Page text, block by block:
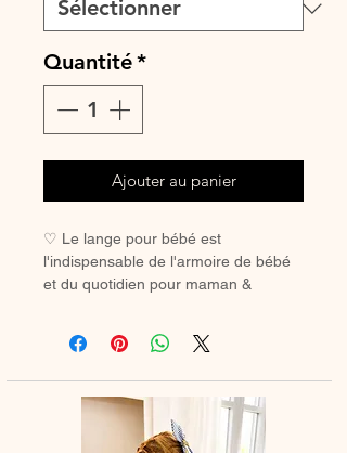
Quantité*
Ajouter au panier
♡ Le lange pour bébé est
l'indispensable de l'armoire de bébé
et du quotidien pour maman &
naissance, de protéger le bébé dans
durant les siestes et les tétées. Le
lange peut servir de doudou que l'on
peut facilement attacher à la tétine de